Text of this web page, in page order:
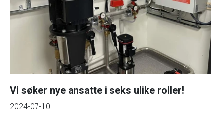
Vi søker nye ansatte i seks ulike roller!
2024-07-10